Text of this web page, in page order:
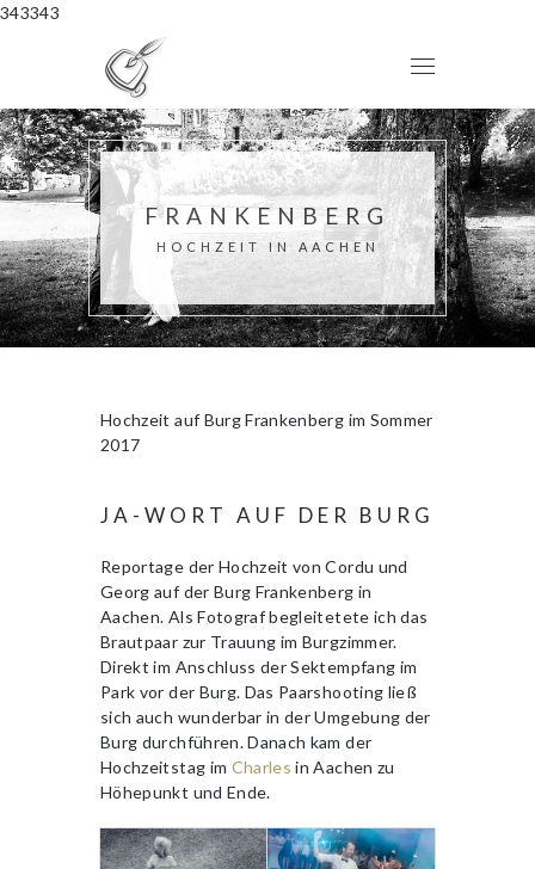
343343
FRANKENBERG
HOCHZEIT IN AACHEN
Hochzeit auf Burg Frankenberg im Sommer
2017
JA-WORT AUF DER BURG
Reportage der Hochzeit von Cordu und
Georg auf der Burg Frankenberg in
Aachen. Als Fotograf begleitetete ich das
Brautpaar zur Trauung im Burgzimmer.
Direkt im Anschluss der Sektempfang im
Park vor der Burg. Das Paarshooting ließ
sich auch wunderbar in der Umgebung der
Burg durchführen. Danach kam der
Hochzeitstag im Charles in Aachen zu
Höhepunkt und Ende.